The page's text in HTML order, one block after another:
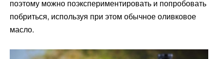
поэтому можно поэкспериментировать и попробовать
побриться, используя при этом обычное оливковое
масло.